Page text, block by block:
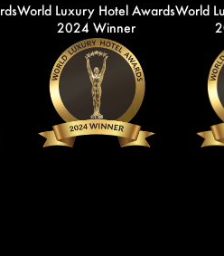
World Luxury Hotel Awards
2024 Winner
World